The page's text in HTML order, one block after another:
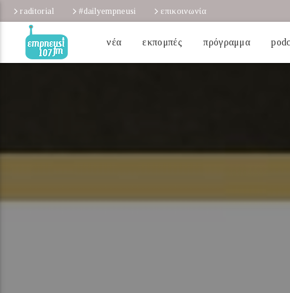
raditorial #dailyempneusi επικοινωνία
νέα εκπομπές πρόγραμμα